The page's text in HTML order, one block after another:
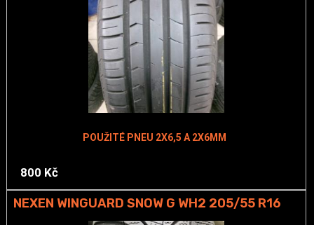
POUŽITÉ PNEU 2X6,5 A 2X6MM
800 Kč
NEXEN WINGUARD SNOW G WH2 205/55 R16